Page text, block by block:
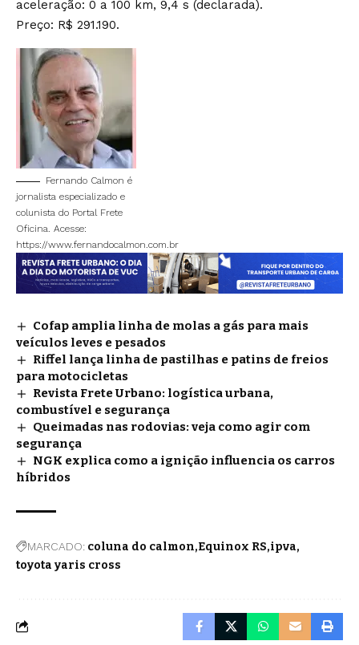
aceleração: 0 a 100 km, 9,4 s (declarada).
Preço: R$ 291.190.
Fernando Calmon é
jornalista especializado e
colunista do Portal Frete
Oficina. Acesse:
https://www.fernandocalmon.com.br
Cofap amplia linha de molas a gás para mais
veículos leves e pesados
Riffel lança linha de pastilhas e patins de freios
para motocicletas
Revista Frete Urbano: logística urbana,
combustível e segurança
Queimadas nas rodovias: veja como agir com
segurança
NGK explica como a ignição influencia os carros
híbridos
MARCADO: coluna do calmon Equinox RS ipva
toyota yaris cross